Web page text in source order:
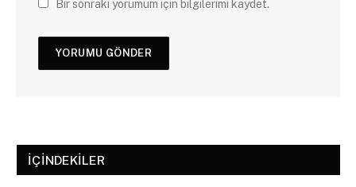
Bir sonraki yorumum için bilgilerimi kaydet.
İÇINDEKILER